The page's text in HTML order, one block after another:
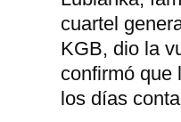
cuartel
KGB, dio la
confirmó que
los días